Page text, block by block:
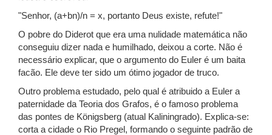
"Senhor, (a+bn)/n = x, portanto Deus existe, refute!"
O pobre do Diderot que era uma nulidade matemática não
conseguiu dizer nada e humilhado, deixou a corte. Não é
necessário explicar, que o argumento do Euler é um baita
facão. Ele deve ter sido um ótimo jogador de truco.
Outro problema estudado, pelo qual é atribuido a Euler a
paternidade da Teoria dos Grafos, é o famoso problema
das pontes de Königsberg (atual Kaliningrado). Explica-se:
corta a cidade o Rio Pregel, formando o seguinte padrão de